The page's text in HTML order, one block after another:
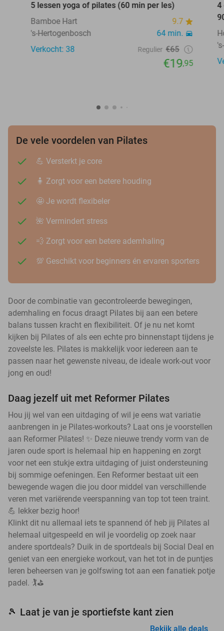
5 lessen yoga of pilates (60 min per les)
Bamboe Hart
9.7
's-Hertogenbosch
64 min.
Verkocht: 38
Regulier €65
€19,95
4
De vele voordelen van Pilates
💪 Versterkt je core
🧍 Zorgt voor een betere houding
🤩 Je wordt flexibeler
🌺 Vermindert stress
💨 Zorgt voor een betere ademhaling
💯 Geschikt voor beginners én ervaren sporters
Door de combinatie van gecontroleerde bewegingen,
ademhaling en focus draagt Pilates bij aan een betere
balans tussen kracht en flexibiliteit. Of je nu net komt
kijken bij Pilates of als een echte pro binnenstapt tijdens je
zoveelste les. Pilates is makkelijk voor iedereen aan te
passen naar het gewenste niveau, de ideale work-out voor
jong en oud!
Daag jezelf uit met Reformer Pilates
Hou jij wel van een uitdaging of wil je eens wat variatie
aanbrengen in je Pilates-workouts? Laat ons je voorstellen
aan Reformer Pilates! ✨ Deze nieuwe trendy vorm van de
jaren oude sport is helemaal hip en happening en zorgt
voor net een stukje extra uitdaging of juist ondersteuning
bij sommige oefeningen. Een Reformer bestaat uit een
bewegende wagen die jou door middel van verschillende
veren met variërende veerspanning van top tot teen traint.
💪 lekker bezig hoor!
Klinkt dit nu allemaal iets te spannend óf heb jij Pilates al
helemaal uitgespeeld en wil je voordelig op zoek naar
andere sportdeals? Duik in de sportdeals bij Social Deal en
geniet van een energieke workout, van het tot in de puntjes
leren beheersen van je golfswing tot aan een fanatiek potje
padel. 🏌️⛳
🎾 Laat je van je sportiefste kant zien
Bekijk alle deals